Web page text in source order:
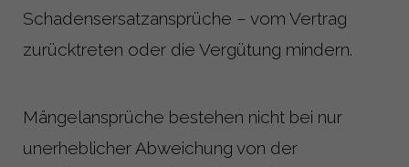
Schadensersatzansprüche – vom Vertrag
zurücktreten oder die Vergütung mindern.
Mängelansprüche bestehen nicht bei nur
unerheblicher Abweichung von der